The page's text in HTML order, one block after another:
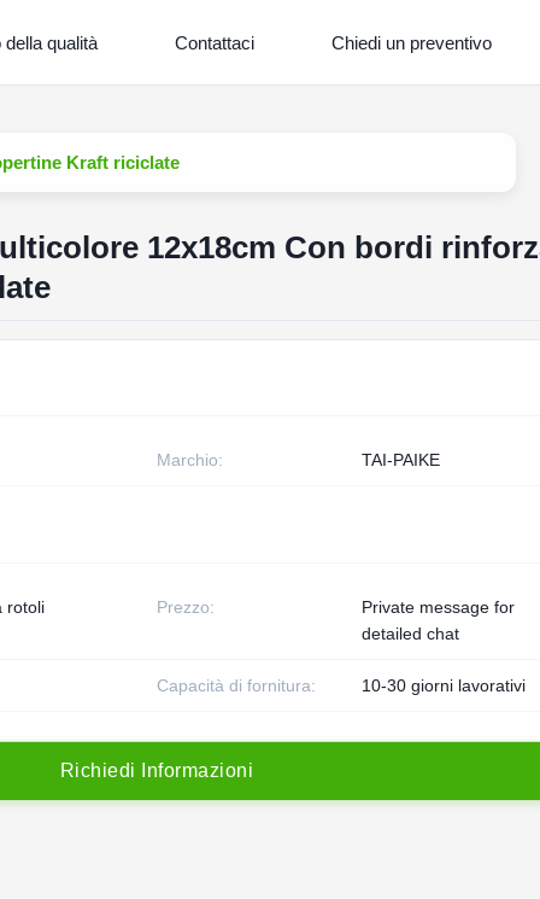
della qualità Contattaci Chiedi un preventivo
Kraft riciclate
12x18cm Con bordi
Marchio: TAI-PAIKE
rotoli Prezzo:
Private message for
detailed chat
Capacità di fornitura: 10-30 giorni lavorativi
Richiedi nformazioni